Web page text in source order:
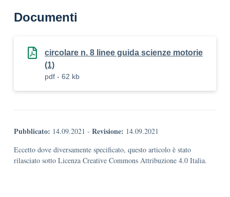
Documenti
circolare n. 8 linee guida scienze motorie
(1)
pdf - 62 kb
Pubblicato: 14.09.2021 - Revisione: 14.09.2021
Eccetto dove diversamente specificato, questo articolo è stato
rilasciato sotto Licenza Creative Commons Attribuzione 4.0 Italia.